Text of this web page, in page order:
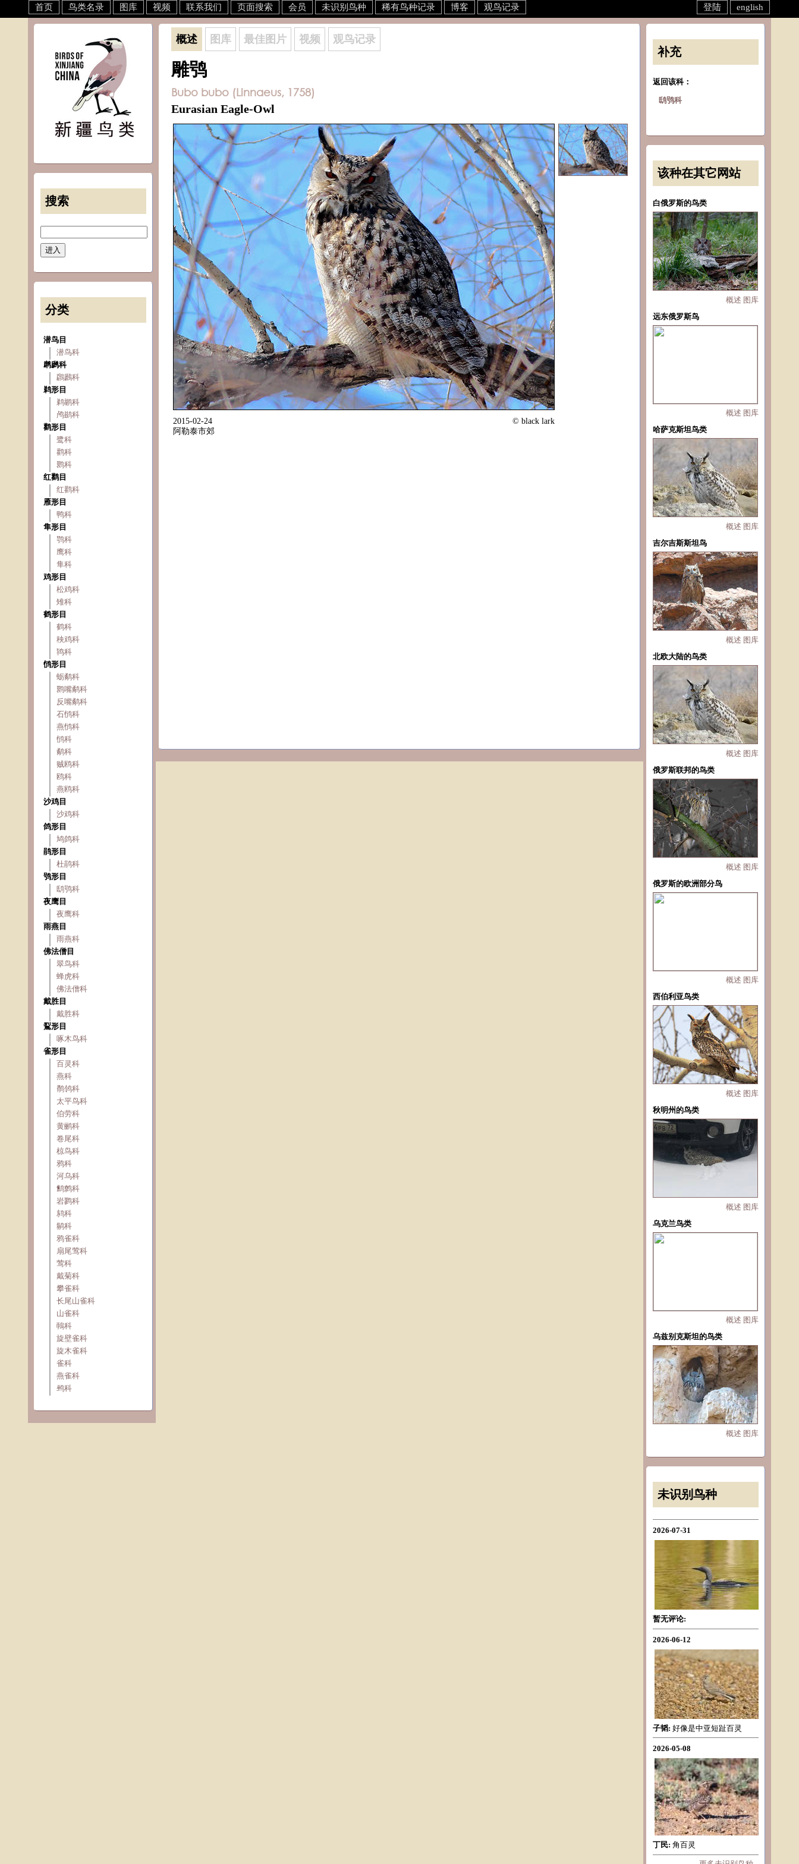
首页 鸟类名录 图库 视频 联系我们 页面搜索 会员 未识别鸟种 稀有鸟种记录 博客 观鸟记录 english
登陆
搜索
分类
潜鸟目
潜鸟科
䴙䴘科
鸊鷉科
鹈形目
鹈鹕科
鸬鹚科
鹳形目
鹭科
鹳科
鹮科
红鹳目
红鹳科
雁形目
鸭科
隼形目
鹗科
鹰科
隼科
鸡形目
松鸡科
雉科
鹤形目
鹤科
秧鸡科
鸨科
鸻形目
蛎鹬科
鹮嘴鹬科
反嘴鹬科
石鸻科
燕鸻科
鸻科
鹬科
贼鸥科
鸥科
燕鸥科
沙鸡目
沙鸡科
鸽形目
鸠鸽科
鹃形目
杜鹃科
鸮形目
鸱鸮科
夜鹰目
夜鹰科
雨燕目
雨燕科
佛法僧目
翠鸟科
蜂虎科
佛法僧科
戴胜目
戴胜科
鴷形目
啄木鸟科
雀形目
百灵科
燕科
鹡鸰科
太平鸟科
伯劳科
黄鹂科
卷尾科
椋鸟科
鸦科
河乌科
鹪鹩科
岩鹨科
鸫科
鹟科
鸦雀科
扇尾莺科
莺科
戴菊科
攀雀科
长尾山雀科
山雀科
鳾科
旋壁雀科
旋木雀科
雀科
燕雀科
鹀科
概述 图库 最佳图片 视频 观鸟记录
雕鸮
Bubo bubo (Linnaeus, 1758)
Eurasian Eagle-Owl
2015-02-24
阿勒泰市郊
© black lark
补充
返回该科：
鸱鸮科
该种在其它网站
白俄罗斯的鸟类
概述 图库
远东俄罗斯鸟
概述 图库
哈萨克斯坦鸟类
概述 图库
吉尔吉斯斯坦鸟
概述 图库
北欧大陆的鸟类
概述 图库
俄罗斯联邦的鸟类
概述 图库
俄罗斯的欧洲部分鸟
概述 图库
西伯利亚鸟类
概述 图库
秋明州的鸟类
概述 图库
乌克兰鸟类
概述 图库
乌兹别克斯坦的鸟类
概述 图库
未识别鸟种
2026-07-31
暂无评论:
2026-06-12
子韬: 好像是中亚短趾百灵
2026-05-08
丁民: 角百灵